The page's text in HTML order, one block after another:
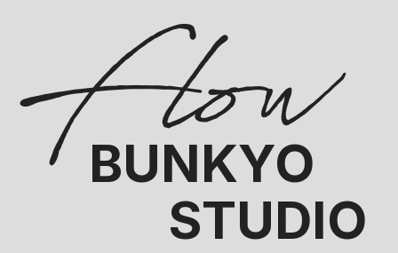
Flow
BUNKYO
STUDIO